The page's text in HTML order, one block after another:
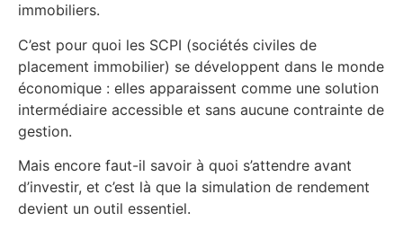
immobiliers.
C’est pour quoi les SCPI (sociétés civiles de
placement immobilier) se développent dans le monde
économique : elles apparaissent comme une solution
intermédiaire accessible et sans aucune contrainte de
gestion.
Mais encore faut-il savoir à quoi s’attendre avant
d’investir, et c’est là que la simulation de rendement
devient un outil essentiel.